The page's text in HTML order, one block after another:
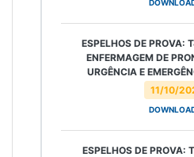
11/10/
ESPELHOS DE PROVA:
ENFERMAGEM DE
URGÊNCIA E
ESPELHOS DE PROVA: